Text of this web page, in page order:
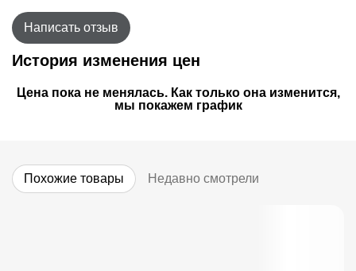
Написать отзыв
История изменения цен
Цена пока не менялась. Как только она изменится,
мы покажем график
Похожие товары Недавно смотрели